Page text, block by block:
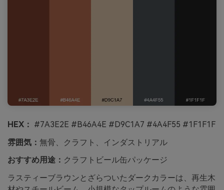
HEX： #7A3E2E #B46A4E #D9C1A7 #4A4F55 #1F1F1F
雰囲気： 無骨、クラフト、インダストリアル
おすすめ用途： クラフトビール缶パッケージ
ラスティーブラウンとざらついたダークカラーは、再生木